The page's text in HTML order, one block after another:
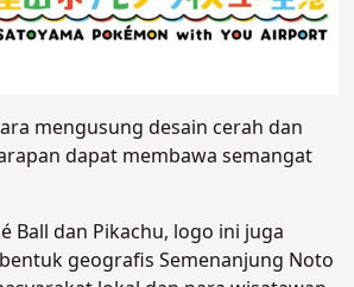
mengusung desain cerah dan
dapat membawa semangat
Ball dan Pikachu, logo ini juga
geografis Semenanjung Noto